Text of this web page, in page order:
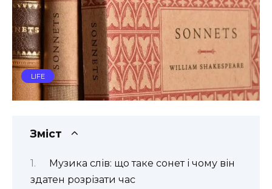
LIFE
Зміст
Музика слів: що таке сонет і чому він
здатен розрізати час